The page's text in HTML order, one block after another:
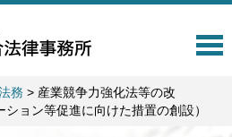
T
務 > 産業競争力強化法等の改
ョン等促進に向けた措置の創設）